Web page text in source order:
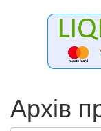
Архів